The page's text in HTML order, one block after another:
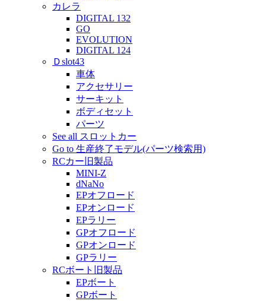
カレラ
DIGITAL 132
GO
EVOLUTION
DIGITAL 124
Ｄslot43
車体
アクセサリー
サーキット
ボディセット
パーツ
See all スロットカー
Go to 生産終了モデル(パーツ検索用)
RCカー旧製品
MINI-Z
dNaNo
EPオフロード
EPオンロード
EPラリー
GPオフロード
GPオンロード
GPラリー
RCボート旧製品
EPボート
GPボート